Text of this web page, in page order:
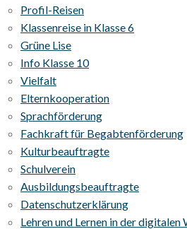
Profil-Reisen
Klassenreise in Klasse 6
Grüne Lise
Info Klasse 10
Vielfalt
Elternkooperation
Sprachförderung
Fachkraft für Begabtenförderung
Kulturbeauftragte
Schulverein
Ausbildungsbeauftragte
Datenschutzerklärung
Lehren und Lernen in der digitalen